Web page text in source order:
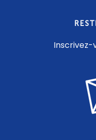
Inscrivez-